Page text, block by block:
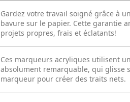
Gardez votre travail soigné grâce à
bavure sur le papier. Cette garantie
projets propres, frais et éclatants!
Ces marqueurs acryliques utilisent
absolument remarquable, qui glisse
marqueur pour créer des traits nets.